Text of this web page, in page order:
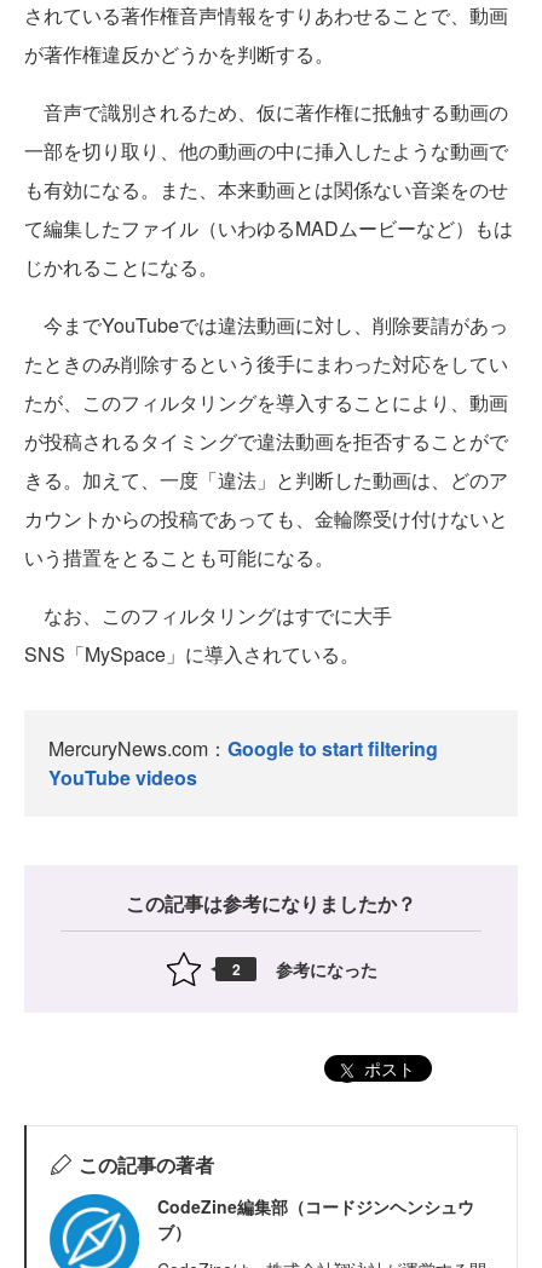
されている著作権音声情報をすりあわせることで、動画
が著作権違反かどうかを判断する。
音声で識別されるため、仮に著作権に抵触する動画の
一部を切り取り、他の動画の中に挿入したような動画で
も有効になる。また、本来動画とは関係ない音楽をのせ
て編集したファイル（いわゆるMADムービーなど）もは
じかれることになる。
今までYouTubeでは違法動画に対し、削除要請があっ
たときのみ削除するという後手にまわった対応をしてい
たが、このフィルタリングを導入することにより、動画
が投稿されるタイミングで違法動画を拒否することがで
きる。加えて、一度「違法」と判断した動画は、どのア
カウントからの投稿であっても、金輪際受け付けないと
いう措置をとることも可能になる。
なお、このフィルタリングはすでに大手
SNS「MySpace」に導入されている。
MercuryNews.com： Google to start filtering
YouTube videos
この記事は参考になりましたか？
2 参考になった
ポスト
この記事の著者
CodeZine編集部（コードジンヘンシュウ
ブ）